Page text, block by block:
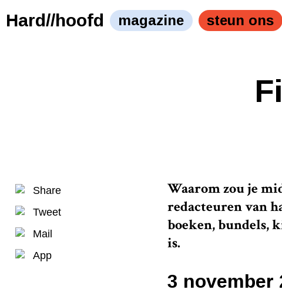
Hard//hoofd magazine steun ons
Waarom zou je
redacteuren van
boeken, bundels,
is.
3 november
Share
Tweet
Mail
App